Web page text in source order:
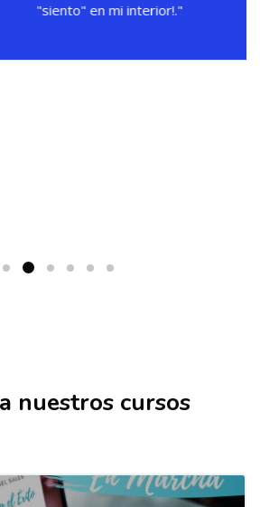
en mi interior!."
nuestros cursos